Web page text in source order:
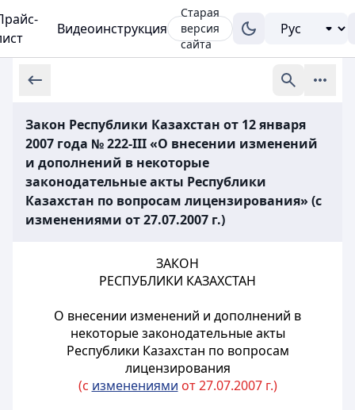
Видеоинструкция
Старая
версия
сайта
Закон Республики Казахстан от 12 января
2007 года № 222-III «О внесении изменений
и дополнений в некоторые
законодательные акты Республики
Казахстан по вопросам лицензирования» (с
изменениями от 27.07.2007 г.)
ЗАКОН
РЕСПУБЛИКИ КАЗАХСТАН
О внесении изменений и дополнений в
некоторые законодательные акты
Республики Казахстан по вопросам
лицензирования
(с изменениями от 27.07.2007 г.)